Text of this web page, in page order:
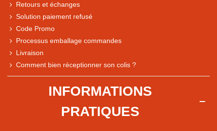
Comparaison des performances du magasin
Express, Chez vous, Point relais, Retrait magasin
Retours et échanges
Solution paiement refusé
Code Promo
Processus emballage commandes
Livraison
Comment bien réceptionner son colis ?
INFORMATIONS
PRATIQUES